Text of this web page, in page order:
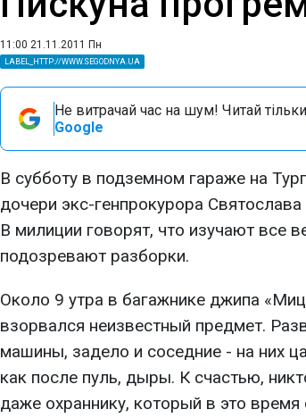
11:00 21.11.2011 Пн
LABEL_HTTP://WWW.SEGODNYA.UA
Не витрачай час на шум! Читай
Google
В субботу в подземном гараже на
дочери экс-генпрокурора
В милиции говорят, что изучают все
подозревают разборки.
Около 9 утра в багажнике джипа
взорвался неизвестный предмет.
машины, задело и соседние - на них
как после пуль, дыры. К счастью,
даже охраннику, который в это